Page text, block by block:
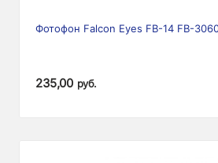
Фотофон Falcon Eyes FB-14 FB-
235,00 руб.